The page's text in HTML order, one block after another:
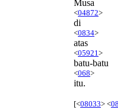
Musa
<04872>
di
<0834>
atas
<05921 >
batu-batu
<068>
itu.
[<08033> <